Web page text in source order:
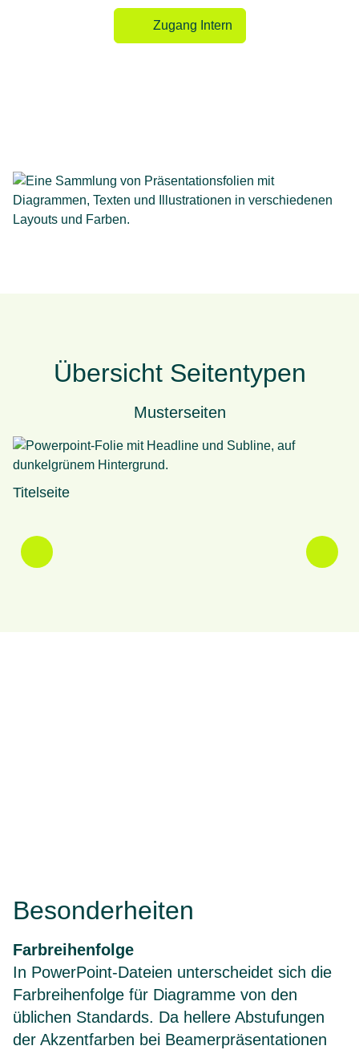
Zugang Intern
Übersicht Seitentypen
Musterseiten
Titelseite
Besonderheiten
Farbreihenfolge
In PowerPoint-Dateien unterscheidet sich die
Farbreihenfolge für Diagramme von den
üblichen Standards. Da hellere Abstufungen
der Akzentfarben bei Beamerpräsentationen